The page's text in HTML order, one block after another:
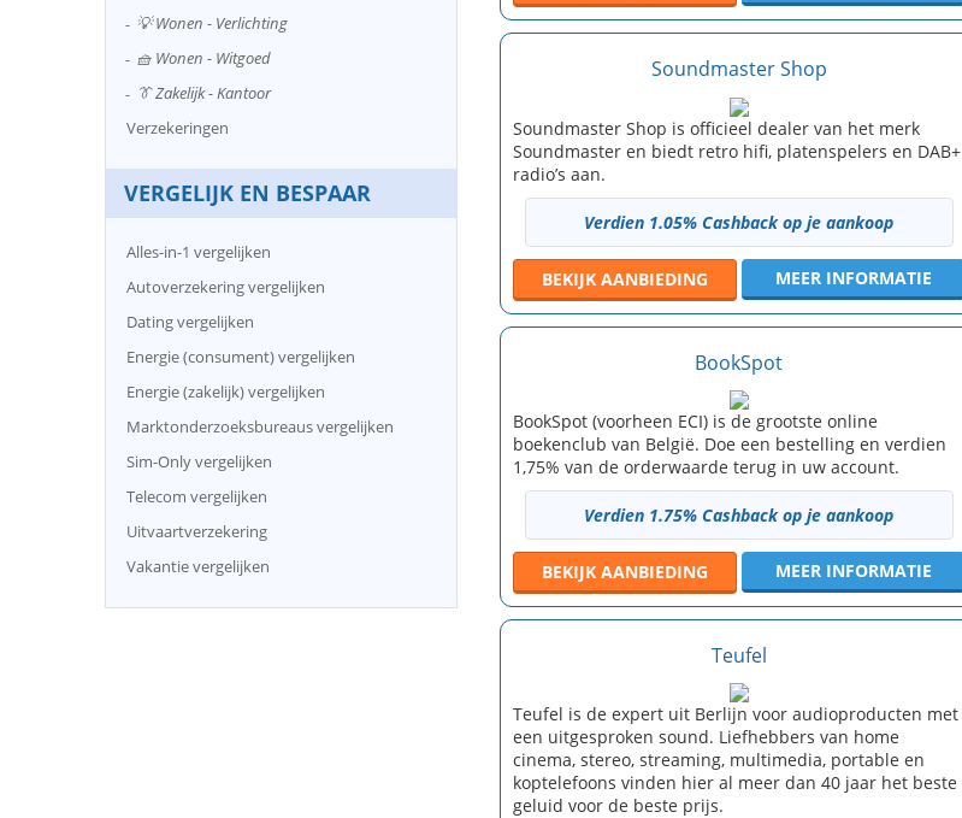
Soundmaster Shop
Soundmaster Shop is officieel dealer van het merk
Soundmaster en biedt retro hifi, platenspelers en DAB+
radio’s aan.
Verdien 1.05% Cashback op je aankoop
BEKIJK AANBIEDING MEER INFORMATIE
BookSpot
BookSpot (voorheen ECI) is de grootste online
boekenclub van België. Doe een bestelling en verdien
1,75% van de orderwaarde terug in uw account.
Verdien 1.75% Cashback op je aankoop
BEKIJK AANBIEDING MEER INFORMATIE
Teufel
Teufel is de expert uit Berlijn voor audioproducten met
een uitgesproken sound. Liefhebbers van home
cinema, stereo, streaming, multimedia, portable en
koptelefoons vinden hier al meer dan 40 jaar het beste
geluid voor de beste prijs.
💡 Wonen - Verlichting
🧺 Wonen - Witgoed
👔 Zakelijk - Kantoor
Verzekeringen
VERGELIJK EN BESPAAR
Alles-in-1 vergelijken
Autoverzekering vergelijken
Dating vergelijken
Energie (consument) vergelijken
Energie (zakelijk) vergelijken
Marktonderzoeksbureaus vergelijken
Sim-Only vergelijken
Telecom vergelijken
Uitvaartverzekering
Vakantie vergelijken